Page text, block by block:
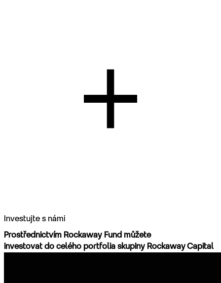
Investujte s námi
Prostřednictvím Rockaway Fund můžete
investovat do celého portfolia skupiny Rockaway Capital